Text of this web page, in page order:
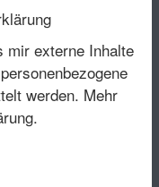
mir externe Inhalte
werden. Mehr